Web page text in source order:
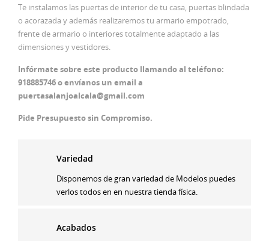
Te instalamos las puertas de interior de tu casa, puertas blindada
o acorazada y además realizaremos tu armario empotrado,
frente de armario o interiores totalmente adaptado a las
dimensiones y vestidores.
Infórmate sobre este producto llamando al teléfono:
918885746 o envíanos un email a
puertasalanjoalcala@gmail.com
Pide Presupuesto sin Compromiso.
Variedad
Disponemos de gran variedad de Modelos puedes
verlos todos en en nuestra tienda física.
Acabados